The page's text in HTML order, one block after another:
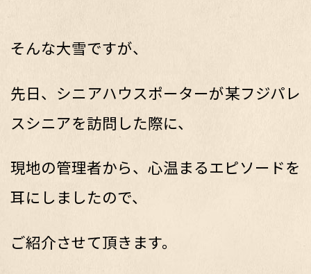
そんな大雪ですが、
先日、シニアハウスポーターが某フジパレ
スシニアを訪問した際に、
現地の管理者から、心温まるエピソードを
耳にしましたので、
ご紹介させて頂きます。